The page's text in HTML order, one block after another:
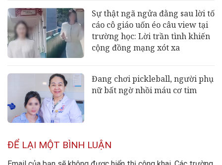
Sự thật ngã ngửa đằng sau lời tố
cáo cô giáo uốn éo câu view tại
trường học: Lời trần tình khiến
cộng đồng mạng xót xa
Đang chơi pickleball, người phụ
nữ bất ngờ nhồi máu cơ tim
ĐỂ LẠI MỘT BÌNH LUẬN